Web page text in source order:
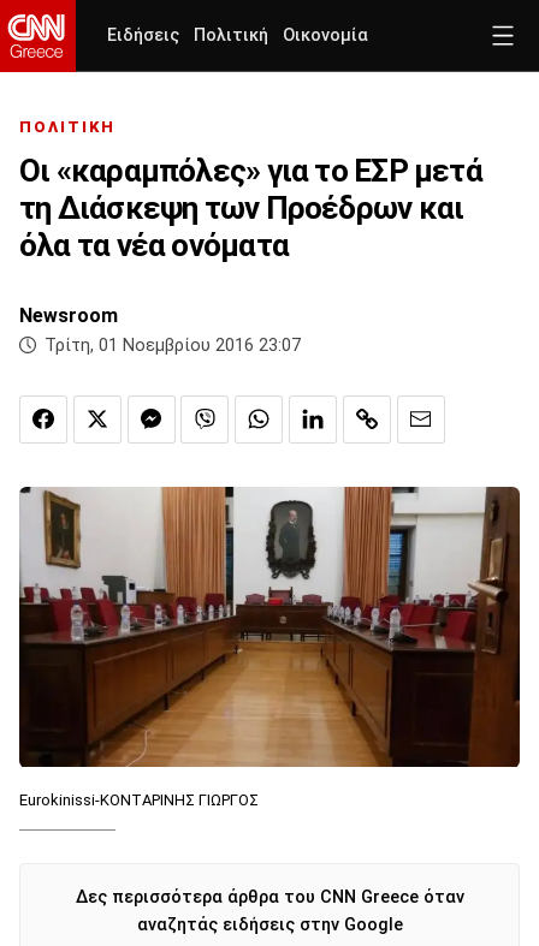
Ειδήσεις Πολιτική Οικονομία
ΠΟΛΙΤΙΚΗ
Οι «καραμπόλες» για το ΕΣΡ μετά
τη Διάσκεψη των Προέδρων και
όλα τα νέα ονόματα
Newsroom
Τρίτη, 01 Νοεμβρίου 2016 23:07
Eurokinissi-ΚΟΝΤΑΡΙΝΗΣ ΓΙΩΡΓΟΣ
Δες περισσότερα άρθρα του CNN Greece όταν
αναζητάς ειδήσεις στην Google